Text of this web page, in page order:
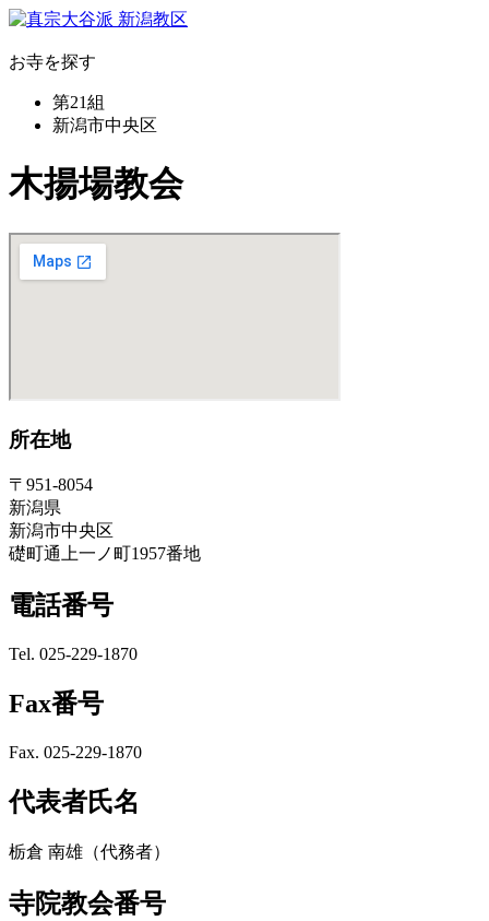
お寺を探す
第21組
新潟市中央区
木揚場教会
所在地
〒951-8054
新潟県
新潟市中央区
礎町通上一ノ町1957番地
電話番号
Tel. 025-229-1870
Fax番号
Fax. 025-229-1870
代表者氏名
栃倉 南雄（代務者）
寺院教会番号